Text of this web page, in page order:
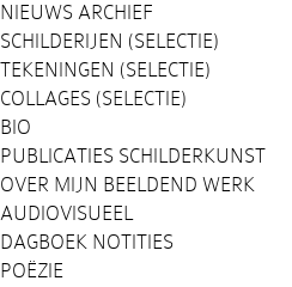
NIEUWS ARCHIEF
SCHILDERIJEN (SELECTIE)
TEKENINGEN (SELECTIE)
COLLAGES (SELECTIE)
BIO
PUBLICATIES SCHILDERKUNST
OVER MIJN BEELDEND WERK
AUDIOVISUEEL
DAGBOEK NOTITIES
POËZIE